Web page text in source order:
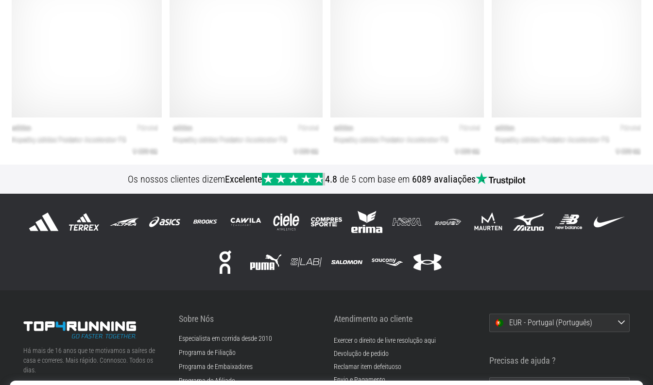
Os nossos clientes dizemExcelente 4.8 de 5 com base em 6089 avaliações
Top4Running.pt
Há mais de 16 anos que te motivamos a saíres de
casa e correres. Mais rápido. Connosco. Todos os
dias.
Sobre Nós
Especialista em corrida desde 2010
Programa de Filiação
Programa de Embaixadores
Programa de Afiliado
Atendimento ao cliente
Exercer o direito de livre resolução aqui
Devolução de pedido
Reclamar item defeituoso
Envio e Pagamento
EUR - Portugal (Português)
Precisas de ajuda ?